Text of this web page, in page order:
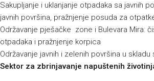
Sakupljanje i uklanjanje otpadaka sa javnih
javnih površina, pražnjenje posuda za
Održavanje pješačke zone i Bulevara Mira:
otpadaka i pražnjenje korpica
Održavanje javnih i zelenih površina u
Sektor za zbrinjavanje napuštenih